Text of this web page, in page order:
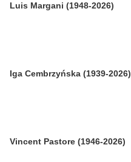
Luis Margani (1948-2026)
Iga Cembrzyńska (1939-2026)
Vincent Pastore (1946-2026)